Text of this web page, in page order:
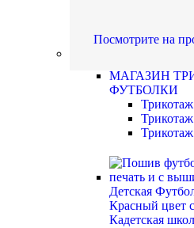
Посмотрите на
МАГАЗИН
ФУТБОЛКИ
Детская
Красный цвет
Кадетская